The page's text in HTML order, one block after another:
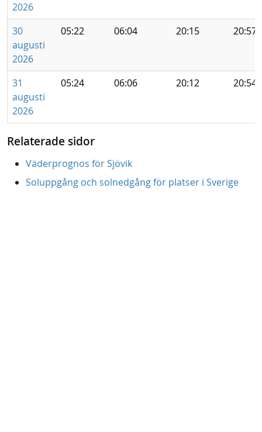
2026
30
augusti
2026
05:22 06:04 20:15 20:57
31
augusti
2026
05:24 06:06 20:12 20:54
Relaterade sidor
Väderprognos för Sjövik
Soluppgång och solnedgång för platser i Sverige